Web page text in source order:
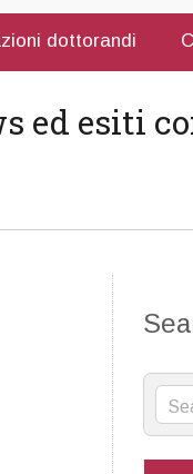
dottorandi
ed esiti